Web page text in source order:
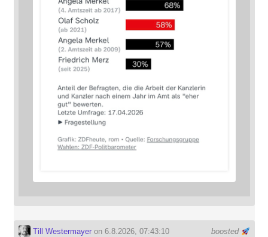
boosted
Till Westermayeron 6.8.2026, 07:43:10